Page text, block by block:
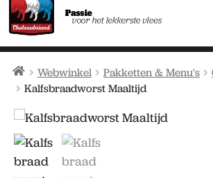
door
naar
navigatie
naar
de
inhoud
Home
Webwinkel Pakketten & Menu's
Kalfsbraadworst Maaltijd